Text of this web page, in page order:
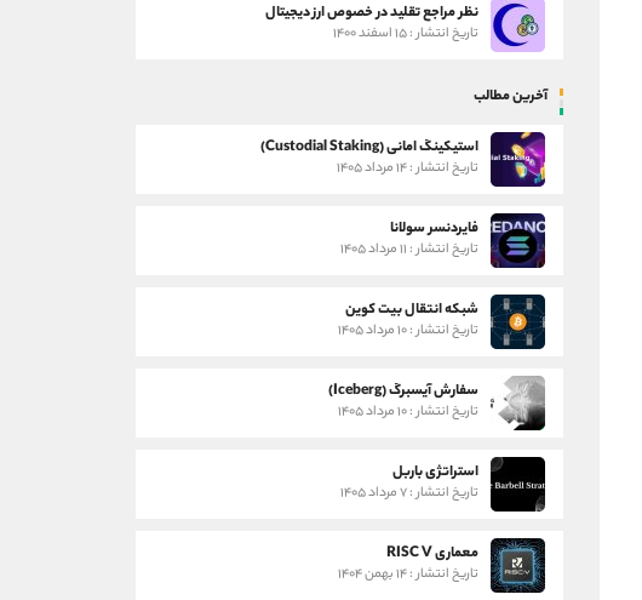
نظر مراجع تقلید در خصوص ارز دیجیتال
تاریخ انتشار : ۱۵ اسفند ۱۴۰۰
آخرین مطالب
استیکینگ امانی (Custodial Staking)
تاریخ انتشار : ۱۴ مرداد ۱۴۰۵
فایردنسر سولانا
تاریخ انتشار : ۱۱ مرداد ۱۴۰۵
شبکه انتقال بیت کوین
تاریخ انتشار : ۱۰ مرداد ۱۴۰۵
سفارش آیسبرگ (Iceberg)
تاریخ انتشار : ۱۰ مرداد ۱۴۰۵
استراتژی باربل
تاریخ انتشار : ۷ مرداد ۱۴۰۵
معماری RISC V
تاریخ انتشار : ۱۴ بهمن ۱۴۰۴